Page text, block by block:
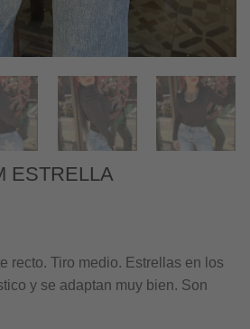
ESTRELLA
recto. Tiro medio. Estrellas en los
y se adaptan muy bien. Son